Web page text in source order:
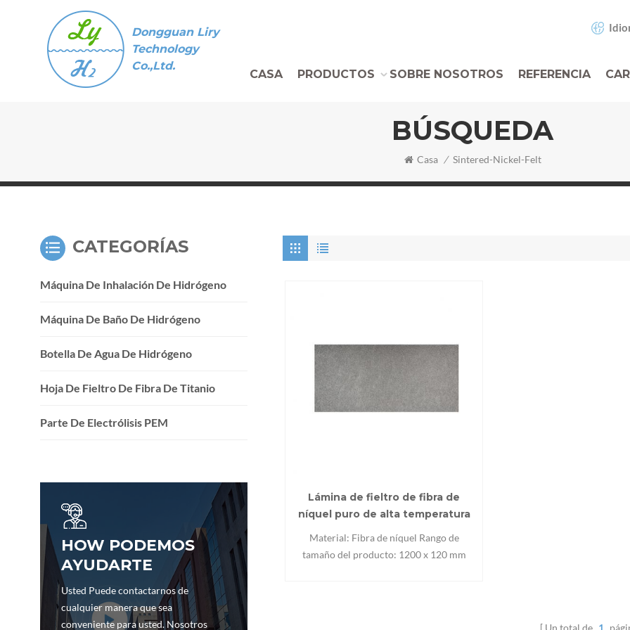
Dongguan Liry
Technology
Co.,Ltd.
CASA PRODUCTOS SOBRE NOSOTROS REFERENCIA
BÚSQUEDA
Casa / Sintered-Nickel-Felt
Lámina de fieltro de fibra de
níquel puro de alta temperatura
Material: Fibra de níquel Rango de
tamaño del producto: 1200 x 120 mm
CATEGORÍAS
Máquina De Inhalación De Hidrógeno
Máquina De Baño De Hidrógeno
Botella De Agua De Hidrógeno
Hoja De Fieltro De Fibra De Titanio
Parte De Electrólisis PEM
HOW PODEMOS
AYUDARTE
Usted Puede contactarnos de
cualquier manera que sea
conveniente para usted. Nosotros